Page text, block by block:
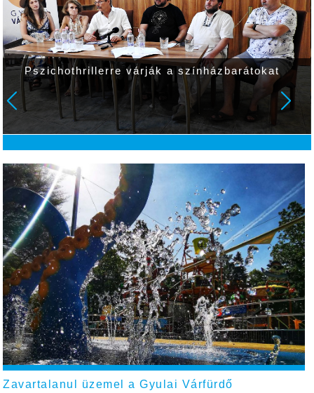
Befejeződött a Csabai úti
harmadik cikkelyének a
Zavartalanul üzemel a Gyulai Várfürdő